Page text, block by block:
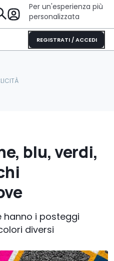
Per un'esperienza più
personalizzata
REGISTRATI / ACCEDI
blu, verdi,
hanno i posteggi
diversi